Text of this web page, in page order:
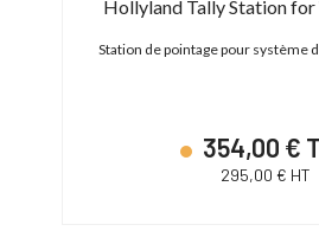
Hollyland Tally Station
Station de pointage pour système
354,00 €
295,00 € HT